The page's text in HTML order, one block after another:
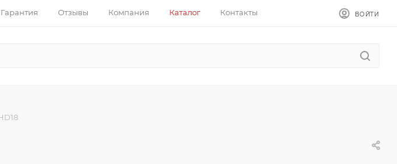
Гарантия Отзывы Компания Каталог Контакты ВОЙТИ